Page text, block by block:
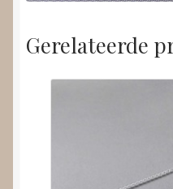
Gerelateerde